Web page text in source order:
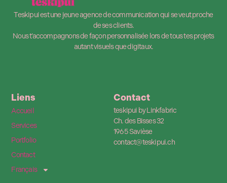
Teskipui est une jeune agence de communication qui se veut proche
de ses clients.
Nous t’accompagnons de façon personnalisée lors de tous tes projets
autant visuels que digitaux.
Liens
Accueil
Services
Portfolio
Contact
Français
Contact
teskipui by Linkfabric
Ch. des Bisses 32
1965 Savièse
contact@teskipui.ch